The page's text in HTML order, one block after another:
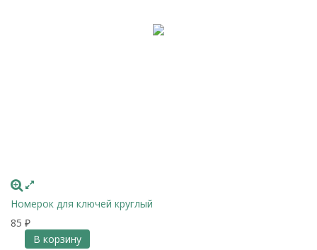
Номерок для ключей круглый
85 ₽
В корзину